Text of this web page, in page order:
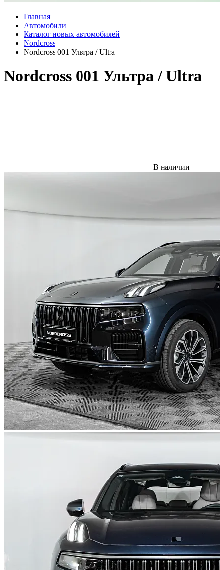
Главная
Автомобили
Каталог новых автомобилей
Nordcross
Nordcross 001 Ультра / Ultra
Nordcross 001 Ультра / Ultra
В наличии